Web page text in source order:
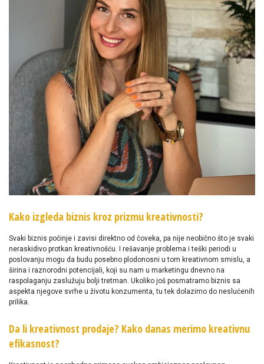
Kako izgleda biznis kroz prizmu kreativnosti?
Svaki biznis počinje i zavisi direktno od čoveka, pa nije neobično što je svaki
neraskidivo protkan kreativnošću. I rešavanje problema i teški periodi u
poslovanju mogu da budu posebno plodonosni u tom kreativnom smislu, a
širina i raznorodni potencijali, koji su nam u marketingu dnevno na
raspolaganju zaslužuju bolji tretman. Ukoliko još posmatramo biznis sa
aspekta njegove svrhe u životu konzumenta, tu tek dolazimo do neslućenih
prilika.
Da li kreativnost prodaje? Kako danas merimo kreativnu
efikasnost?